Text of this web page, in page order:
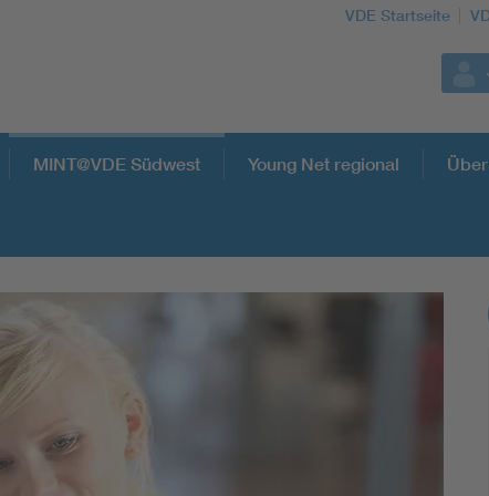
VDE Startseite
MINT@VDE Südwest Young Net regional